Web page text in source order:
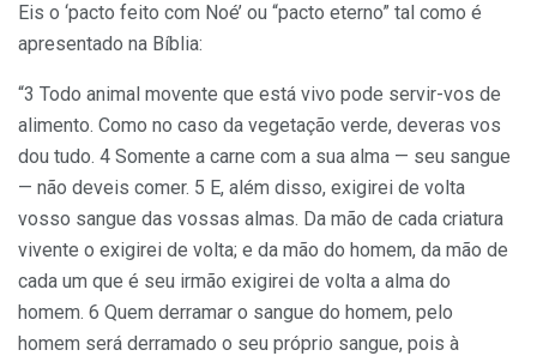
Eis o ‘pacto feito com Noé’ ou “pacto eterno” tal como é
apresentado na Bíblia:
“3 Todo animal movente que está vivo pode servir-vos de
alimento. Como no caso da vegetação verde, deveras vos
dou tudo. 4 Somente a carne com a sua alma — seu sangue
— não deveis comer. 5 E, além disso, exigirei de volta
vosso sangue das vossas almas. Da mão de cada criatura
vivente o exigirei de volta; e da mão do homem, da mão de
cada um que é seu irmão exigirei de volta a alma do
homem. 6 Quem derramar o sangue do homem, pelo
homem será derramado o seu próprio sangue, pois à